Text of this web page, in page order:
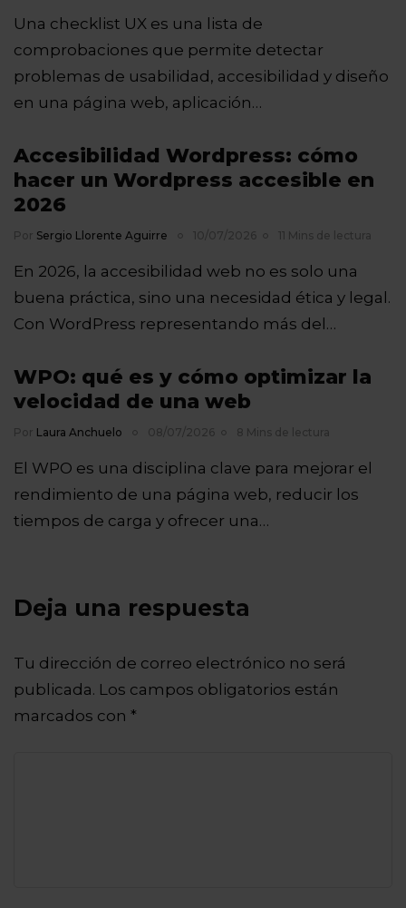
Una checklist UX es una lista de
comprobaciones que permite detectar
problemas de usabilidad, accesibilidad y diseño
en una página web, aplicación…
Accesibilidad Wordpress: cómo
hacer un Wordpress accesible en
2026
Por Sergio Llorente Aguirre 10/07/2026 11 Mins de lectura
En 2026, la accesibilidad web no es solo una
buena práctica, sino una necesidad ética y legal.
Con WordPress representando más del…
WPO: qué es y cómo optimizar la
velocidad de una web
Por Laura Anchuelo 08/07/2026 8 Mins de lectura
El WPO es una disciplina clave para mejorar el
rendimiento de una página web, reducir los
tiempos de carga y ofrecer una…
Deja una respuesta
Tu dirección de correo electrónico no será
publicada. Los campos obligatorios están
marcados con *